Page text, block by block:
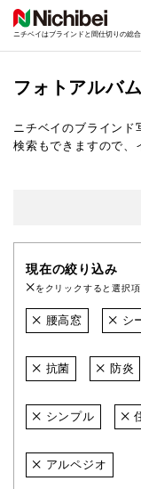
ニチベイはブラインドと間仕切りの総
フォトアルバム
ニチベイのブラインド
検索もできますので、
現在の絞り込み
をクリックすると選択
腰高窓 シ
抗菌 防炎
シンプル
アルペジオ